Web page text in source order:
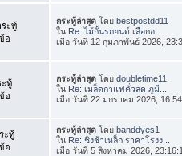
ระทู้
อ
กระทู้ล่าสุด โดยbestpostdd11
ใน Re: ไม้กั้นรถยนต์ เลือกอ...
เมื่อ วันที่ 12 กุมภาพันธ์ 2026,
ะทู้
อ
กระทู้ล่าสุด โดยdoubletime11
ใน Re: เมล็ดกาแฟคั่วสด ภูมี...
เมื่อ วันที่ 22 มกราคม 2026,
ะทู้
อ
กระทู้ล่าสุด โดยbanddyes1
ใน Re: ชิงช้าเหล็ก ราคาโรงง...
เมื่อ วันที่ 5 สิงหาคม 2026,